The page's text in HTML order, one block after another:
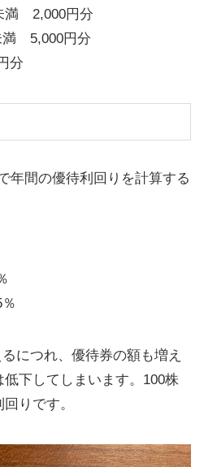
満 2,000円分
満 5,000円分
分
年間の優待利回りを計算する
につれ、優待券の額も増え
下してしまいます。100株
りです。